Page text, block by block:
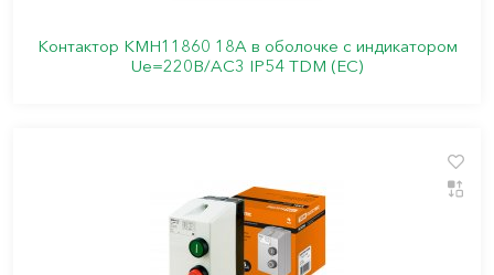
Контактор КМН11860 18А в оболочке с индикатором
Ue=220В/АС3 IP54 TDM (ЕС)